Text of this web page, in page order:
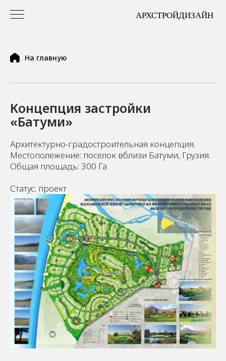
На главную
Концепция застройки
«Батуми»
Архитектурно-градостроительная концепция.
Местополежение: поселок вблизи Батуми, Грузия.
Общая площадь: 300 Га
Статус: проект